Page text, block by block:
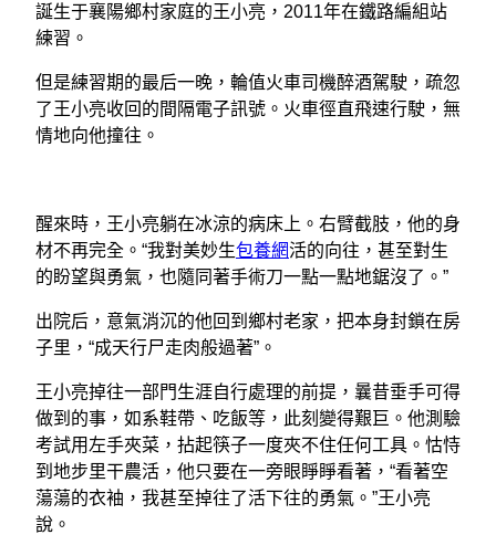
誕生于襄陽鄉村家庭的王小亮，2011年在鐵路編組站
練習。
但是練習期的最后一晚，輪值火車司機醉酒駕駛，疏忽
了王小亮收回的間隔電子訊號。火車徑直飛速行駛，無
情地向他撞往。
醒來時，王小亮躺在冰涼的病床上。右臂截肢，他的身
材不再完全。“我對美妙生包養網活的向往，甚至對生
的盼望與勇氣，也隨同著手術刀一點一點地鋸沒了。”
出院后，意氣消沉的他回到鄉村老家，把本身封鎖在房
子里，“成天行尸走肉般過著”。
王小亮掉往一部門生涯自行處理的前提，曩昔垂手可得
做到的事，如系鞋帶、吃飯等，此刻變得艱巨。他測驗
考試用左手夾菜，拈起筷子一度夾不住任何工具。怙恃
到地步里干農活，他只要在一旁眼睜睜看著，“看著空
蕩蕩的衣袖，我甚至掉往了活下往的勇氣。”王小亮
說。